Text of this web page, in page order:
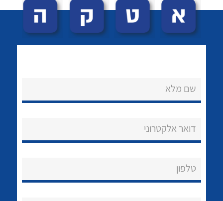
הצוות שלנו
שירותי תמיכה
שם מלא
דואר אלקטרוני
טלפון